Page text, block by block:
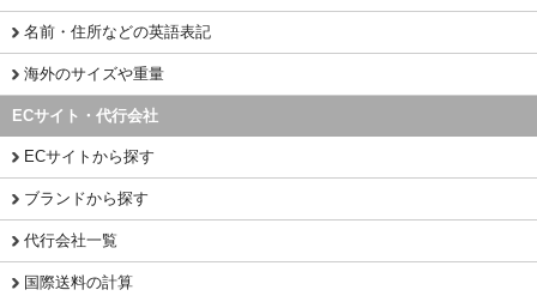
名前・住所などの英語表記
海外のサイズや重量
ECサイト・代行会社
ECサイトから探す
ブランドから探す
代行会社一覧
国際送料の計算